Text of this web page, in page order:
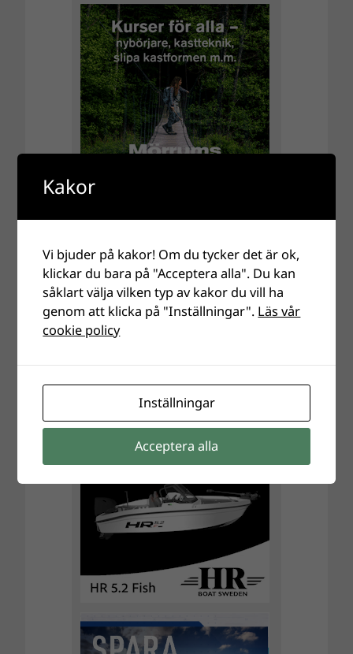
Kakor
Vi bjuder på kakor! Om du tycker det är ok,
klickar du bara på "Acceptera alla". Du kan
såklart välja vilken typ av kakor du vill ha
genom att klicka på "Inställningar". Läs vår
cookie policy
Inställningar
Acceptera alla